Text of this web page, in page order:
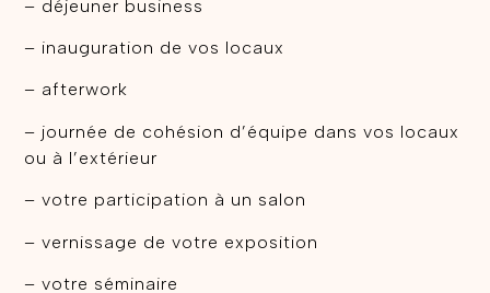
– déjeuner business
– inauguration de vos locaux
– afterwork
– journée de cohésion d’équipe dans vos locaux
ou à l’extérieur
– votre participation à un salon
– vernissage de votre exposition
– votre séminaire